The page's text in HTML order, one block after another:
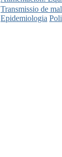
Transmissio de
Epidemiologia